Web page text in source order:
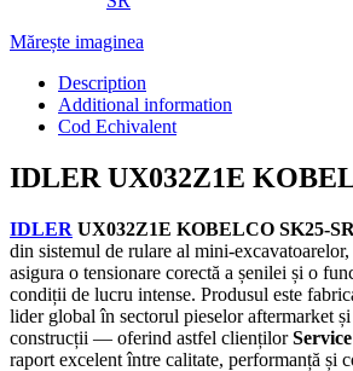
Mărește imaginea
Description
Additional information
Cod Echivalent
IDLER UX032Z1E
IDLER UX032Z1E KOBELCO SK25-SR
din sistemul de rulare al mini-
asigura o tensionare corectă a șenilei și o
condiții de lucru intense. Produsul este
lider global în sectorul pieselor aftermarket
construcții — oferind astfel clienților
raport excelent între calitate, performanță și